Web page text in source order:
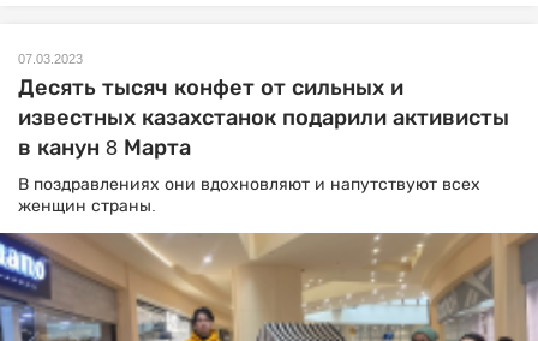
07.03.2023
Десять тысяч конфет от сильных и
известных казахстанок подарили активисты
в канун 8 Марта
В поздравлениях они вдохновляют и напутствуют всех
женщин страны.